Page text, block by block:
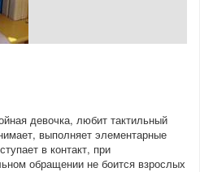
девочка, любит тактильный
выполняет элементарные
в контакт, при
обращении не боится взрослых